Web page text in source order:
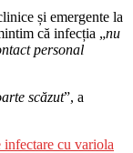
și emergente la
că infecția „nu
personal
scăzut”, a
infectare cu variola